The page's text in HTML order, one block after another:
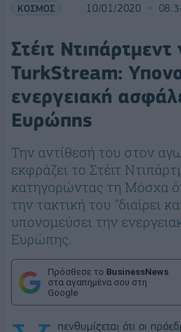
ΚΟΣΜΟΣ 10/01/2020
Στέιτ Ντιπάρτμεντ
TurkStream:
ενεργειακή
Ευρώπης
Την αντίθεσή του στον
εκφράζει το Στέιτ
κατηγορώντας τη Μόσχα
την τακτική του "διαίρει
υπονομεύσει την
Ευρώπης.
Πρόσθεσε το BusinessNews
στα αγαπημένα σου στη
Google
πενθυμίζεται ότι οι